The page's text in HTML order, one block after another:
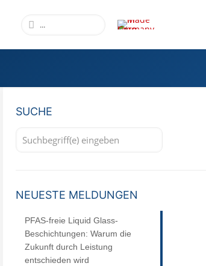
SUCHE
NEUESTE MELDUNGEN
PFAS-freie Liquid Glass-
Beschichtungen: Warum die
Zukunft durch Leistung
entschieden wird